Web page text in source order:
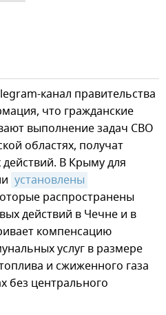
канал правительства
что гражданские
выполнение задач СВО
областях, получат
В Крыму для
установлены
распространены
действий в Чечне и в
компенсацию
услуг в размере
и сжиженного газа
без центрального